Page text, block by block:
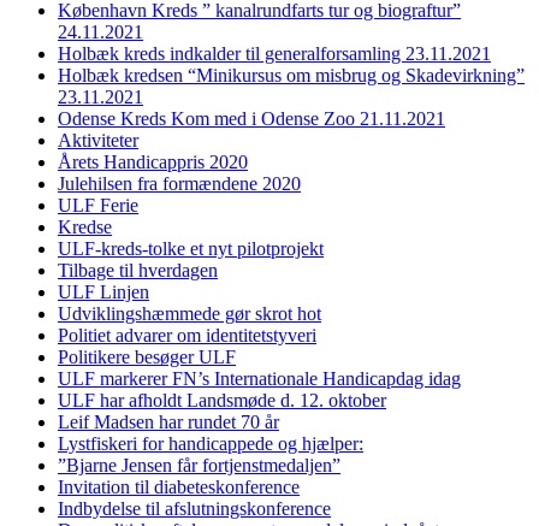
København Kreds ” kanalrundfarts tur og biograftur”
24.11.2021
Holbæk kreds indkalder til generalforsamling 23.11.2021
Holbæk kredsen “Minikursus om misbrug og Skadevirkning”
23.11.2021
Odense Kreds Kom med i Odense Zoo 21.11.2021
Aktiviteter
Årets Handicappris 2020
Julehilsen fra formændene 2020
ULF Ferie
Kredse
ULF-kreds-tolke et nyt pilotprojekt
Tilbage til hverdagen
ULF Linjen
Udviklingshæmmede gør skrot hot
Politiet advarer om identitetstyveri
Politikere besøger ULF
ULF markerer FN’s Internationale Handicapdag idag
ULF har afholdt Landsmøde d. 12. oktober
Leif Madsen har rundet 70 år
Lystfiskeri for handicappede og hjælper:
”Bjarne Jensen får fortjenstmedaljen”
Invitation til diabeteskonference
Indbydelse til afslutningskonference